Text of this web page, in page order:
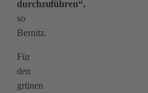
durchzuführen“,
so
Bernitz.
Für
den
grünen